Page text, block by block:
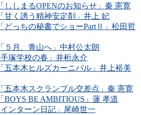
ししまるOPENのお知らせ」秦 憲寛
甘く誘う精神安定剤」井上 妃
どっちの秘書でショーPartⅡ」松田哲
５月、青山へ」中村公太朗
塚学校の春」井桁永介
五本木ヒルズカーニバル」井上裕美
五本木スクランブル交差点」秦 憲寛
BOYS BE AMBITIOUS」蓮 孝道
ンターン日記」尾崎世一